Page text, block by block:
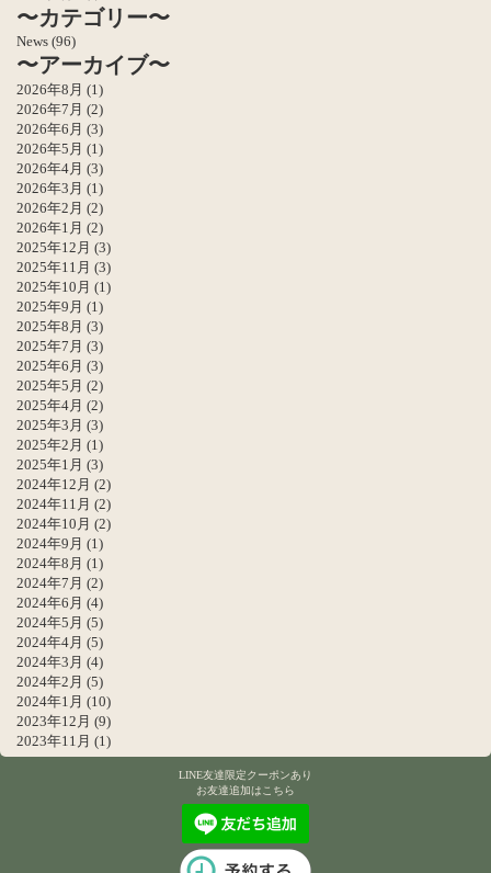
〜カテゴリー〜
News (96)
〜アーカイブ〜
2026年8月 (1)
2026年7月 (2)
2026年6月 (3)
2026年5月 (1)
2026年4月 (3)
2026年3月 (1)
2026年2月 (2)
2026年1月 (2)
2025年12月 (3)
2025年11月 (3)
2025年10月 (1)
2025年9月 (1)
2025年8月 (3)
2025年7月 (3)
2025年6月 (3)
2025年5月 (2)
2025年4月 (2)
2025年3月 (3)
2025年2月 (1)
2025年1月 (3)
2024年12月 (2)
2024年11月 (2)
2024年10月 (2)
2024年9月 (1)
2024年8月 (1)
2024年7月 (2)
2024年6月 (4)
2024年5月 (5)
2024年4月 (5)
2024年3月 (4)
2024年2月 (5)
2024年1月 (10)
2023年12月 (9)
2023年11月 (1)
LINE友達限定クーポンあり
お友達追加はこちら